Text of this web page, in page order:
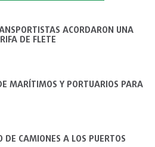
ACORDARON UNA
DE FLETE
MARÍTIMOS Y PORTUARIOS PARA
CAMIONES A LOS PUERTOS